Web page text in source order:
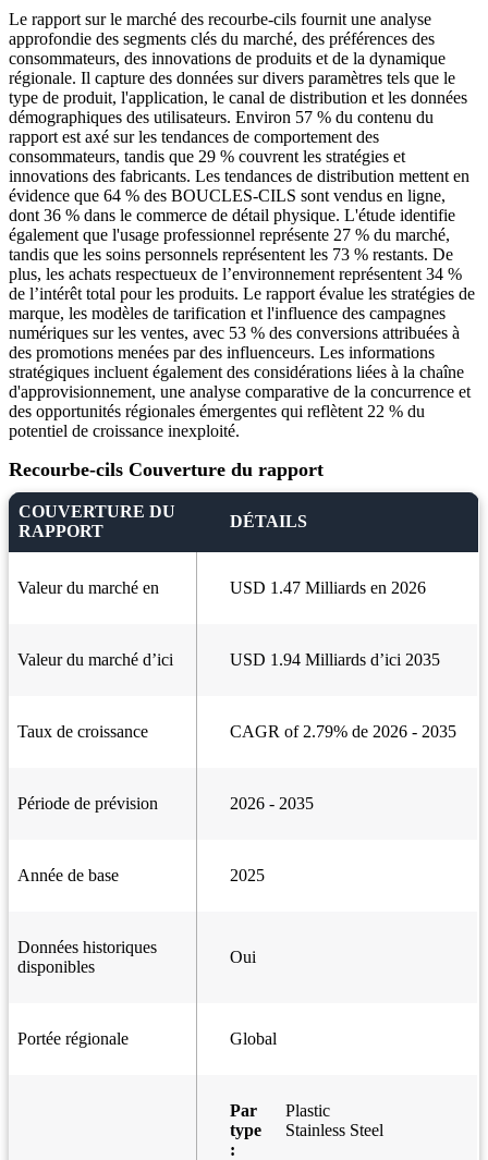
Le rapport sur le marché des recourbe-cils fournit une analyse
approfondie des segments clés du marché, des préférences des
consommateurs, des innovations de produits et de la dynamique
régionale. Il capture des données sur divers paramètres tels que le
type de produit, l'application, le canal de distribution et les données
démographiques des utilisateurs. Environ 57 % du contenu du
rapport est axé sur les tendances de comportement des
consommateurs, tandis que 29 % couvrent les stratégies et
innovations des fabricants. Les tendances de distribution mettent en
évidence que 64 % des BOUCLES-CILS sont vendus en ligne,
dont 36 % dans le commerce de détail physique. L'étude identifie
également que l'usage professionnel représente 27 % du marché,
tandis que les soins personnels représentent les 73 % restants. De
plus, les achats respectueux de l’environnement représentent 34 %
de l’intérêt total pour les produits. Le rapport évalue les stratégies de
marque, les modèles de tarification et l'influence des campagnes
numériques sur les ventes, avec 53 % des conversions attribuées à
des promotions menées par des influenceurs. Les informations
stratégiques incluent également des considérations liées à la chaîne
d'approvisionnement, une analyse comparative de la concurrence et
des opportunités régionales émergentes qui reflètent 22 % du
potentiel de croissance inexploité.
Recourbe-cils Couverture du rapport
COUVERTURE DU
RAPPORT
DÉTAILS
Valeur du marché en USD 1.47 Milliards en 2026
Valeur du marché d’ici USD 1.94 Milliards d’ici 2035
Taux de croissance CAGR of 2.79% de 2026 - 2035
Période de prévision 2026 - 2035
Année de base 2025
Données historiques
disponibles
Oui
Portée régionale Global
Par
type
:
Plastic
Stainless Steel